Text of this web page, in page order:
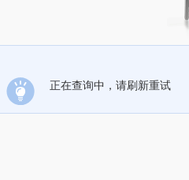
正在查询中，请刷新重试